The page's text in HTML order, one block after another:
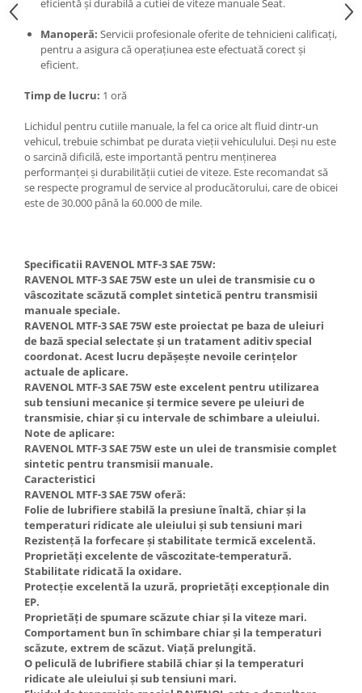
eficientă și durabilă a cutiei de viteze manuale Seat.
Manoperă: Servicii profesionale oferite de tehnicieni calificați,
pentru a asigura că operațiunea este efectuată corect și
eficient.
Timp de lucru: 1 oră
Lichidul pentru cutiile manuale, la fel ca orice alt fluid dintr-un
vehicul, trebuie schimbat pe durata vieții vehiculului. Deși nu este
o sarcină dificilă, este importantă pentru menținerea
performanței și durabilității cutiei de viteze. Este recomandat să
se respecte programul de service al producătorului, care de obicei
este de 30.000 până la 60.000 de mile.
Specificatii RAVENOL MTF-3 SAE 75W:
RAVENOL MTF-3 SAE 75W este un ulei de transmisie cu o
vâscozitate scăzută complet sintetică pentru transmisii
manuale speciale.
RAVENOL MTF-3 SAE 75W este proiectat pe baza de uleiuri
de bază special selectate și un tratament aditiv special
coordonat. Acest lucru depășește nevoile cerințelor
actuale de aplicare.
RAVENOL MTF-3 SAE 75W este excelent pentru utilizarea
sub tensiuni mecanice și termice severe pe uleiuri de
transmisie, chiar și cu intervale de schimbare a uleiului.
Note de aplicare:
RAVENOL MTF-3 SAE 75W este un ulei de transmisie complet
sintetic pentru transmisii manuale.
Caracteristici
RAVENOL MTF-3 SAE 75W oferă:
Folie de lubrifiere stabilă la presiune înaltă, chiar și la
temperaturi ridicate ale uleiului și sub tensiuni mari
Rezistență la forfecare și stabilitate termică excelentă.
Proprietăți excelente de vâscozitate-temperatură.
Stabilitate ridicată la oxidare.
Protecție excelentă la uzură, proprietăți excepționale din
EP.
Proprietăți de spumare scăzute chiar și la viteze mari.
Comportament bun în schimbare chiar și la temperaturi
scăzute, extrem de scăzut. Viață prelungită.
O peliculă de lubrifiere stabilă chiar și la temperaturi
ridicate ale uleiului și sub tensiuni mari.